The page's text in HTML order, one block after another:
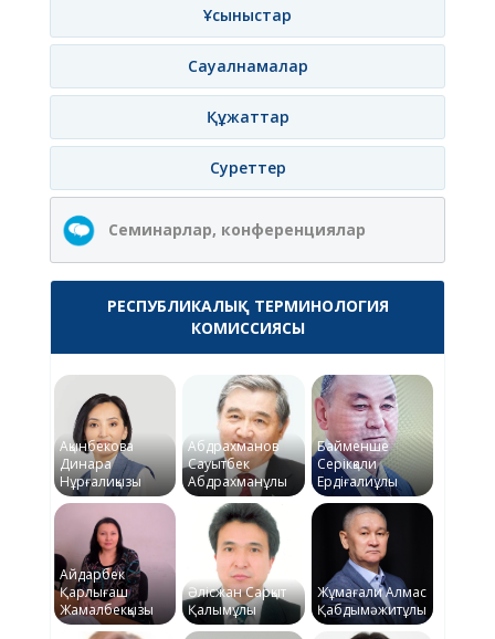
Ұсыныстар
Сауалнамалар
Құжаттар
Суреттер
Семинарлар, конференциялар
РЕСПУБЛИКАЛЫҚ ТЕРМИНОЛОГИЯ
КОМИССИЯСЫ
Ақынбекова
Динара
Нұрғалиқызы
Абдрахманов
Сауытбек
Абдрахманұлы
Байменше
Серікқали
Ердіғалиұлы
Айдарбек
Қарлығаш
Жамалбекқызы
Әлісжан Сарқыт
Қалымұлы
Жұмағали Алмас
Қабдымәжитұлы